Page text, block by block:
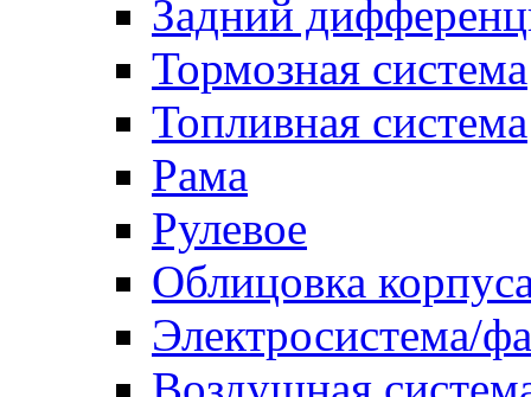
Задний
Тормозная система
Топливная система
Рама
Рулевое
Облицовка
Электросистема/